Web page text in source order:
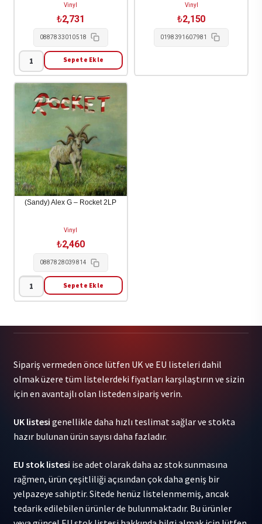
Vinyl
₺2,731
0887833010518
********
[The
Drink]
[********]
2LP
adet
Sepete Ekle
Vinyl
₺2,150
0198391607981
(Sandy) Alex G – Rocket 2LP
Vinyl
₺2,460
0887828039814
(Sandy)
-
2LP
adet
Sepete Ekle
Sipariş vermeden önce lütfen UK ve EU listeleri dahil
olmak üzere tüm listelerdeki fiyatları karşılaştırın ve sizin
için en avantajlı olan listeden sipariş verin.
UK listesi genellikle daha hızlı teslimat sağlar ve stokta
hazır bulunan ürün sayısı daha fazladır.
EU stok listesi ise adet olarak daha az stok sunmasına
rağmen, ürün çeşitliliği açısından çok daha geniş bir
yelpazeye sahiptir. Sitede henüz listelenmemiş, ancak
tedarik edilebilen ürünler de bulunmaktadır. Bu ürünler